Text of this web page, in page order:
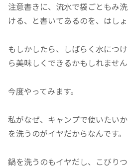
注意書きに、流水で袋ごともみ
ける、と書いてあるのを、はし
もしかしたら、しばらく水につ
ら美味しくできるかもしれません
今度やってみます。
私がなぜ、キャンプで使いたい
を洗うのがイヤだからなんです。
鍋を洗うのもイヤだし、こびり